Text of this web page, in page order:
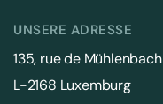
UNSERE ADRESSE
135, rue de Mühlenbach
L-2168 Luxemburg